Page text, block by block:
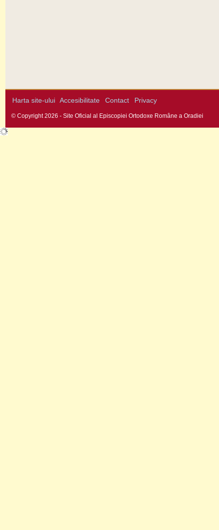
Harta site-ului Accesibilitate Contact Privacy
© Copyright 2026 - Site Oficial al Episcopiei Ortodoxe Române a Oradiei